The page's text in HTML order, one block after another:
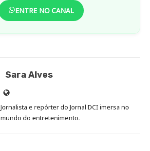
ENTRE NO CANAL
Sara Alves
Site
de
Sara
Jornalista e repórter do Jornal DCI imersa no
mundo do entretenimento.